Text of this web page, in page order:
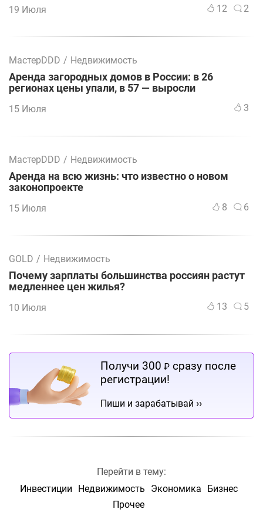
19 Июля 12 2
МастерDDD / Недвижимость
Аренда загородных домов в России: в 26
регионах цены упали, в 57 — выросли
15 Июля 3
МастерDDD / Недвижимость
Аренда на всю жизнь: что известно о новом
законопроекте
15 Июля 8 6
GOLD / Недвижимость
Почему зарплаты большинства россиян растут
медленнее цен жилья?
10 Июля 13 5
Получи 300 ₽ сразу после
регистрации!
Пиши и зарабатывай ››
Перейти в тему:
Инвестиции
Недвижимость Экономика
Бизнес
Прочее